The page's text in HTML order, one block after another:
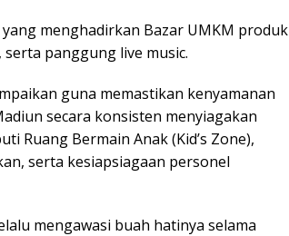
yang menghadirkan Bazar UMKM produk
panggung live music.
guna memastikan kenyamanan
secara konsisten menyiagakan
Ruang Bermain Anak (Kid’s Zone),
serta kesiapsiagaan personel
mengawasi buah hatinya selama